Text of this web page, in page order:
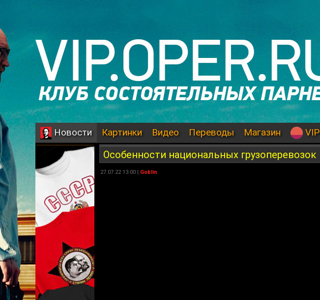
Новости Картинки Видео Переводы Магазин VIP
Особенности национальных грузоперевозок
27.07.22 13:00 | Goblin